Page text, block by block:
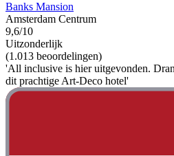
Banks Mansion
Amsterdam Centrum
9,6/10
Uitzonderlijk
(1.013 beoordelingen)
'All inclusive is hier uitgevonden.
dit prachtige Art-Deco hotel'